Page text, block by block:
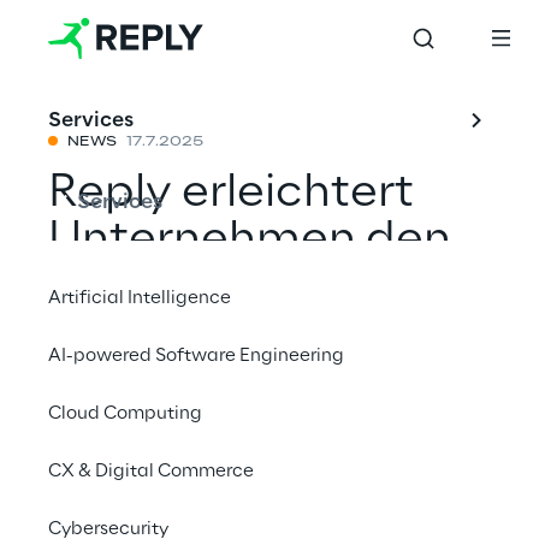
Services
Services
Artificial Intelligence
AI-powered Software Engineering
Cloud Computing
CX & Digital Commerce
Cybersecurity
NEWS 17.7.2025
Reply erleichtert
Unternehmen den
Zugang zu
generativer KI mit
Mit einem Freund teilen